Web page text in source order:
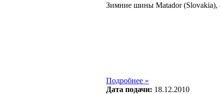
Зимние шины Matador (Slovakia),
Подробнее »
Дата подачи: 18.12.2010